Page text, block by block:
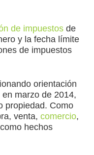
de impuestos de
y la fecha límite
de impuestos
orientación
en marzo de 2014,
propiedad. Como
venta, comercio,
hechos